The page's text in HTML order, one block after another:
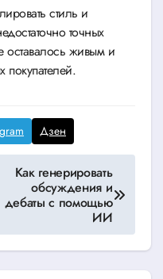
стиль и
точных
оставалось живым и
покупателей.
Дзен
Как генерировать
обсуждения и
дебаты с помощью
ИИ